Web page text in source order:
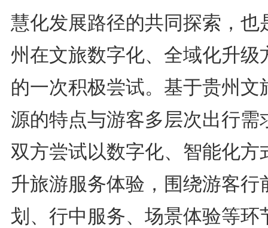
慧化发展路径的共同探索，也
州在文旅数字化、全域化升级
的一次积极尝试。基于贵州文
源的特点与游客多层次出行需
双方尝试以数字化、智能化方
升旅游服务体验，围绕游客行
划、行中服务、场景体验等环